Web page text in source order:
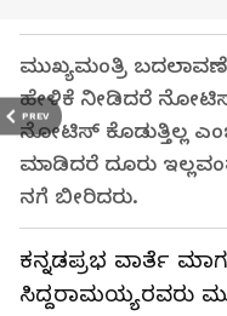
PREV
ಮುಖ್ಯಮಂತ್ರಿ
ಹೇಳಿಕೆ ನೀಡಿದರೆ ನೋಟಿಸ್
ನೋಟಿಸ್ ಕೊಡುತ್ತಿಲ್ಲ
ಮಾಡಿದರೆ ದೂರು
ನಗೆ ಬೀರಿದರು.
ಕನ್ನಡಪ್ರಭ ವಾರ್ತೆ
ಸಿದ್ದರಾಮಯ್ಯರವರು